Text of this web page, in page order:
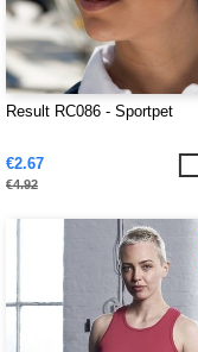
Result RC086 - Sportpet
€2.67
€4.92